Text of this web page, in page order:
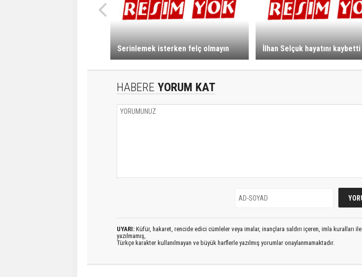
Serinlemek isterken felç olmayın İlhan Selçuk hayatını kaybetti
HABERE YORUM KAT
UYARI: Küfür, hakaret, rencide edici cümleler veya imalar, inançlara saldırı içeren, imla kuralları ile
yazılmamış,
Türkçe karakter kullanılmayan ve büyük harflerle yazılmış yorumlar onaylanmamaktadır.